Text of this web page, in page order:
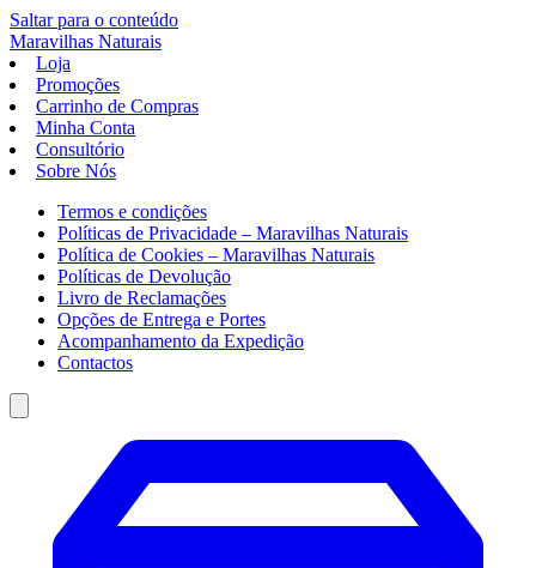
Saltar para o conteúdo
Maravilhas Naturais
Loja
Promoções
Carrinho de Compras
Minha Conta
Consultório
Sobre Nós
Termos e condições
Políticas de Privacidade – Maravilhas Naturais
Política de Cookies – Maravilhas Naturais
Políticas de Devolução
Livro de Reclamações
Opções de Entrega e Portes
Acompanhamento da Expedição
Contactos